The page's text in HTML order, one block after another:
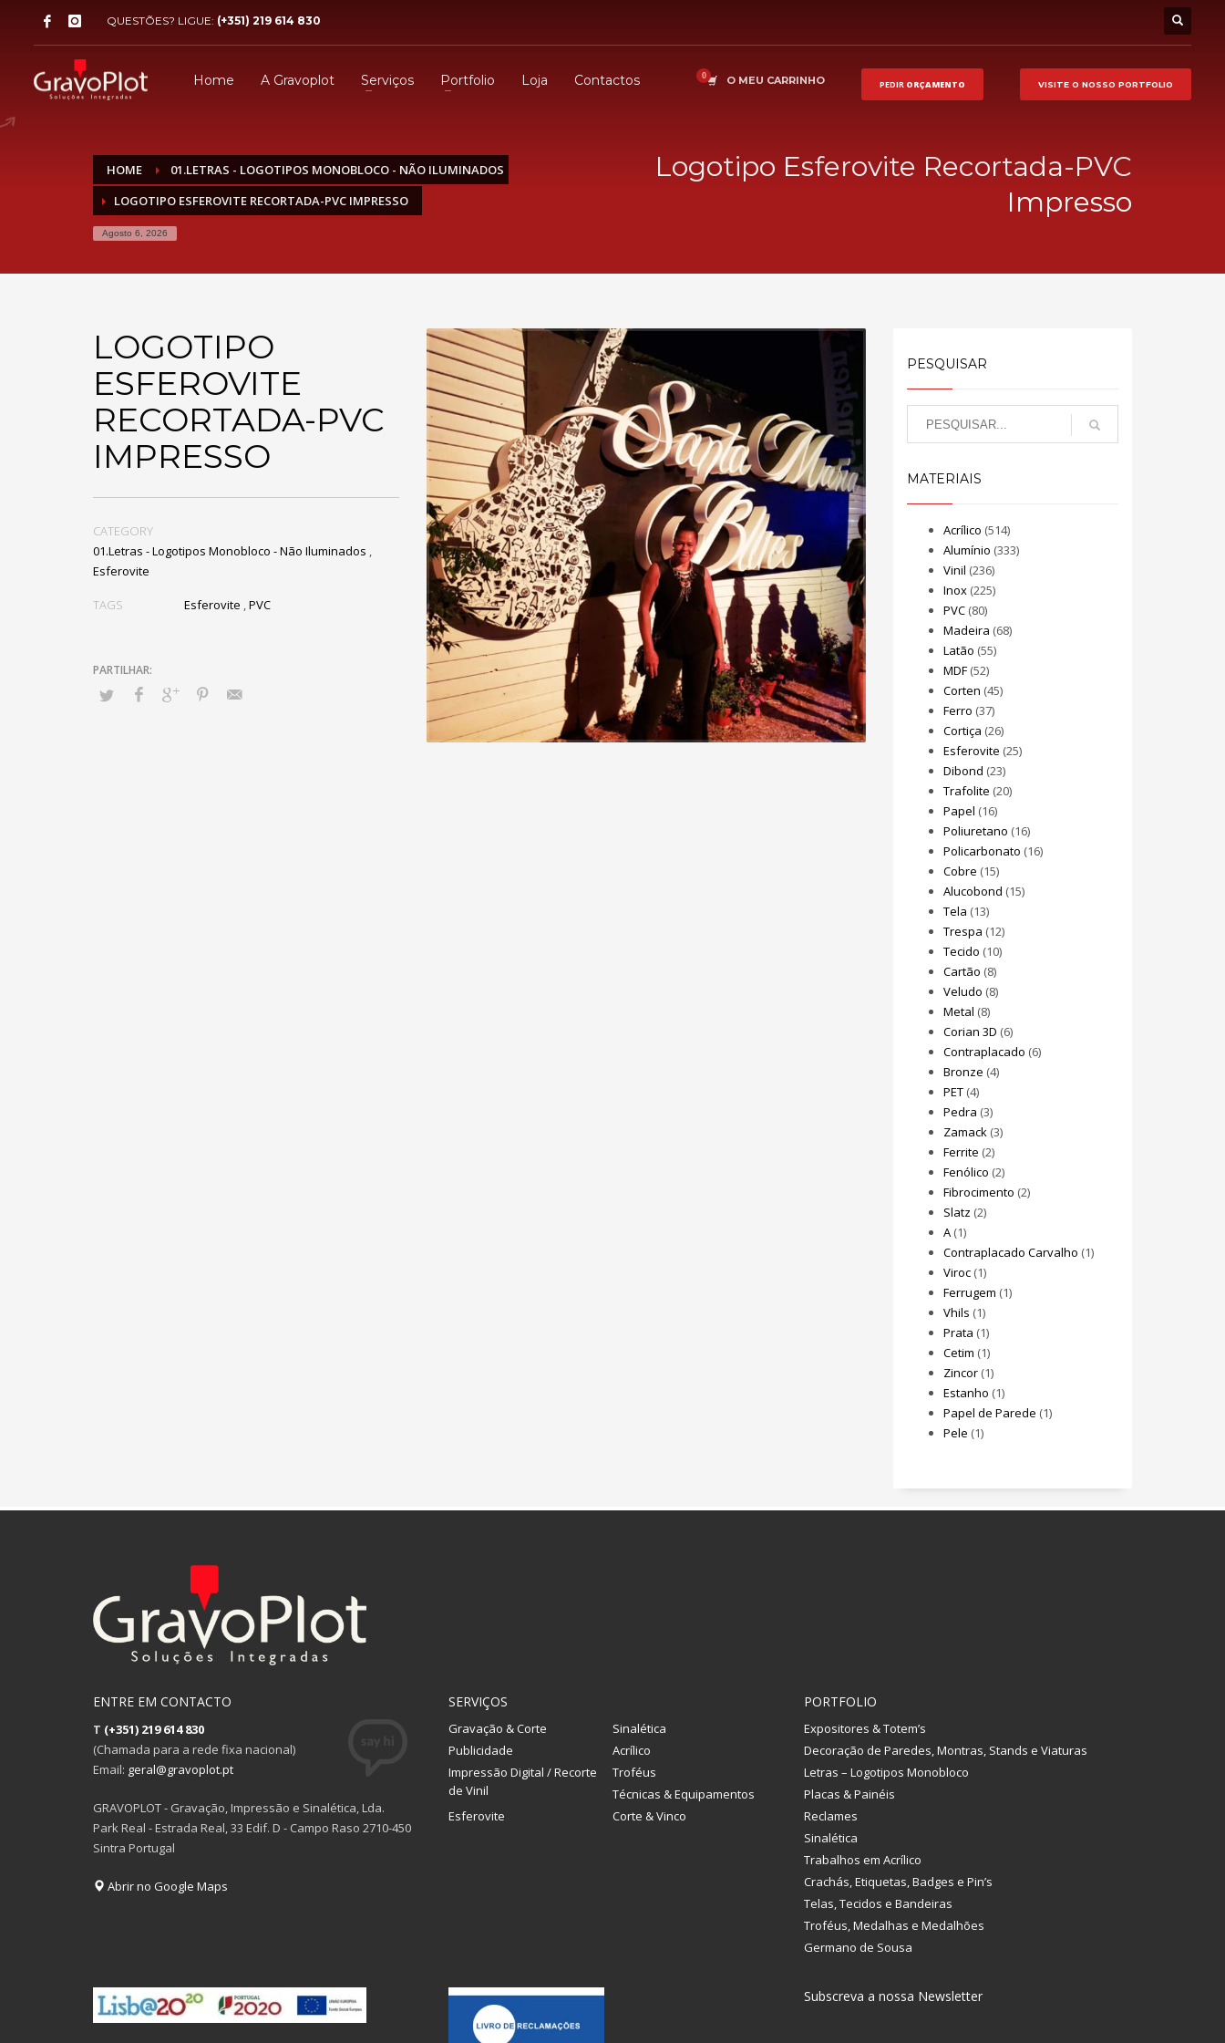
QUESTÕES? LIGUE: (+351) 219 614 830
Home A Gravoplot Serviços Portfolio Loja Contactos O MEU CARRINHO PEDIR ORÇAMENTO VISITE O NOSSO PORTFOLIO
HOME
01.LETRAS - LOGOTIPOS MONOBLOCO - NÃO ILUMINADOS
LOGOTIPO ESFEROVITE RECORTADA-PVC IMPRESSO
Agosto 6, 2026
Logotipo Esferovite Recortada-PVC
Impresso
LOGOTIPO
ESFEROVITE
RECORTADA-PVC
IMPRESSO
CATEGORY
01.Letras - Logotipos Monobloco - Não Iluminados ,
Esferovite
TAGS Esferovite ,PVC
PESQUISAR
MATERIAIS
Acrílico (514)
Alumínio (333)
Vinil (236)
Inox(225)
PVC(80)
Madeira (68)
Latão (55)
MDF(52)
Corten (45)
Ferro (37)
Cortiça (26)
Esferovite (25)
Dibond (23)
Trafolite (20)
Papel (16)
Poliuretano (16)
Policarbonato (16)
Cobre (15)
Alucobond (15)
Tela (13)
Trespa (12)
Tecido (10)
Cartão (8)
Veludo (8)
Metal (8)
Corian 3D (6)
Contraplacado (6)
Bronze (4)
PET(4)
Pedra (3)
Zamack(3)
Ferrite (2)
Fenólico (2)
Fibrocimento (2)
Slatz (2)
A(1)
Contraplacado Carvalho (1)
Viroc(1)
Ferrugem (1)
Vhils (1)
Prata (1)
Cetim (1)
Zincor(1)
Estanho (1)
Papel de Parede (1)
Pele (1)
ENTRE EM CONTACTO
T (+351) 219 614 830
(Chamada para a rede fixa nacional)
Email: geral@gravoplot.pt
GRAVOPLOT - Gravação, Impressão e Sinalética, Lda.
Park Real - Estrada Real, 33 Edif. D - Campo Raso 2710-450
Sintra Portugal
Abrir no Google Maps
SERVIÇOS
Gravação & Corte
Sinalética
Publicidade
Acrílico
Impressão Digital / Recorte
de Vinil
Troféus
Técnicas & Equipamentos
Esferovite
Corte & Vinco
PORTFOLIO
Expositores & Totem’s
Decoração de Paredes, Montras, Stands e Viaturas
Letras – Logotipos Monobloco
Placas & Painéis
Reclames
Sinalética
Trabalhos em Acrílico
Crachás, Etiquetas, Badges e Pin’s
Telas, Tecidos e Bandeiras
Troféus, Medalhas e Medalhões
Germano de Sousa
Subscreva a nossa Newsletter